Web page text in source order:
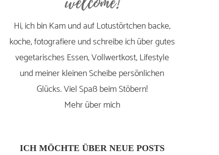
Hi, ich bin Kam und auf Lotustörtchen backe,
koche, fotografiere und schreibe ich über gutes
vegetarisches Essen, Vollwertkost, Lifestyle
und meiner kleinen Scheibe persönlichen
Glücks. Viel Spaß beim Stöbern!
Mehr über mich
ICH MÖCHTE ÜBER NEUE POSTS